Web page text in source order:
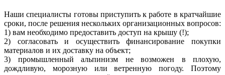
Наши специалисты готовы приступить к работе в кратчайшие
сроки, после решения нескольких организационных вопросов:
1) вам необходимо предоставить доступ на крышу (!);
2) согласовать и осуществить финансирование покупки
материалов и их доставку на объект;
3) промышленный альпинизм не возможен в плохую,
дождливую, морозную или ветренную погоду. Поэтому